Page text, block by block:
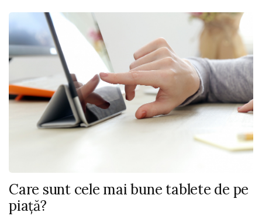
Care sunt cele mai bune tablete de pe
piață?